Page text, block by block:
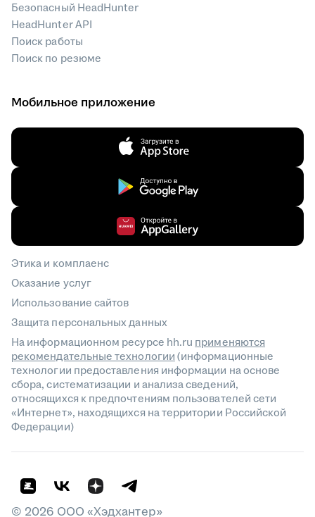
Безопасный HeadHunter
HeadHunter API
Поиск работы
Поиск по резюме
Мобильное приложение
Этика и комплаенс
Оказание услуг
Использование сайтов
Защита персональных данных
На информационном ресурсе hh.ru применяются
рекомендательные технологии(информационные
технологии предоставления информации на основе
сбора, систематизации и анализа сведений,
относящихся к предпочтениям пользователей сети
«Интернет», находящихся на территории Российской
Федерации)
© 2026 ООО «Хэдхантер»